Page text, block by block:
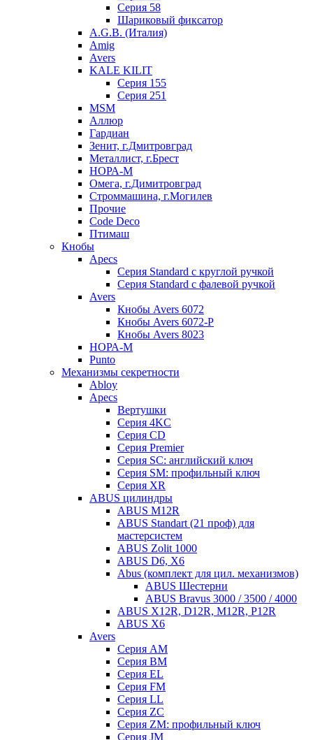
Серия 58
Шариковый фиксатор
A.G.B. (Италия)
Amig
Avers
KALE KILIT
Серия 155
Серия 251
MSM
Аллюр
Гардиан
Зенит, г.Дмитровград
Металлист, г.Брест
НОРА-М
Омега, г.Димитровград
Строммашина, г.Могилев
Прочие
Code Deco
Птимаш
Кнобы
Apecs
Серия Standard с круглой ручкой
Серия Standard с фалевой ручкой
Avers
Кнобы Avers 6072
Кнобы Avers 6072-P
Кнобы Avers 8023
НОРА-М
Punto
Механизмы секретности
Abloy
Apecs
Вертушки
Серия 4KC
Серия CD
Серия Premier
Серия SC: английский ключ
Серия SM: профильный ключ
Серия XR
ABUS цилиндры
ABUS M12R
ABUS Standart (21 проф) для
мастерсистем
ABUS Zolit 1000
ABUS D6, X6
Abus (комплект для цил. механизмов)
ABUS Шестерни
ABUS Bravus 3000 / 3500 / 4000
ABUS X12R, D12R, M12R, P12R
ABUS X6
Avers
Серия AM
Серия BM
Серия EL
Серия FM
Серия LL
Серия ZC
Серия ZM: профильный ключ
Серия JM